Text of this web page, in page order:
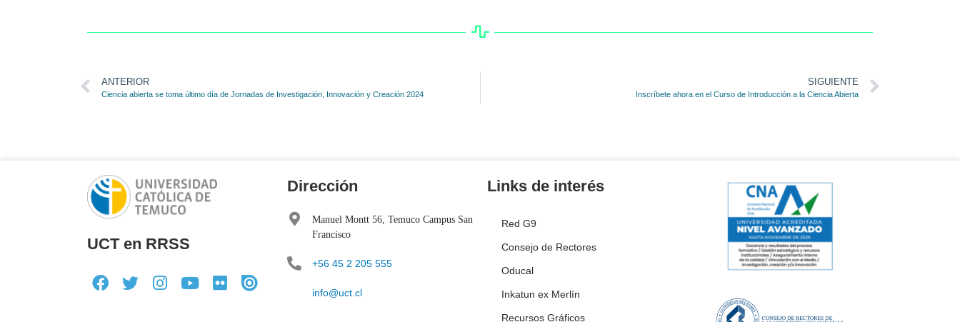
ANTERIOR
Ciencia abierta se toma último día de Jornadas de Investigación, Innovación y Creación 2024
SIGUIENTE
Inscríbete ahora en el Curso de Introducción a la Ciencia Abierta
UCT en RRSS
Dirección
Manuel Montt 56, Temuco Campus San
Francisco
+56 45 2 205 555
info@uct.cl
Links de interés
Red G9
Consejo de Rectores
Oducal
Inkatun ex Merlín
Recursos Gráficos